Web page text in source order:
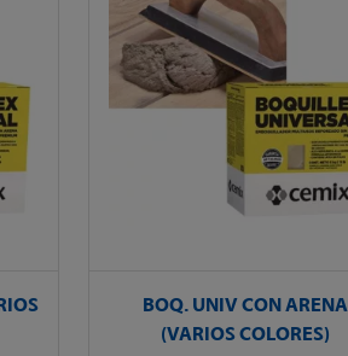
BOQ. UNIV CON ARENA
(VARIOS COLORES)